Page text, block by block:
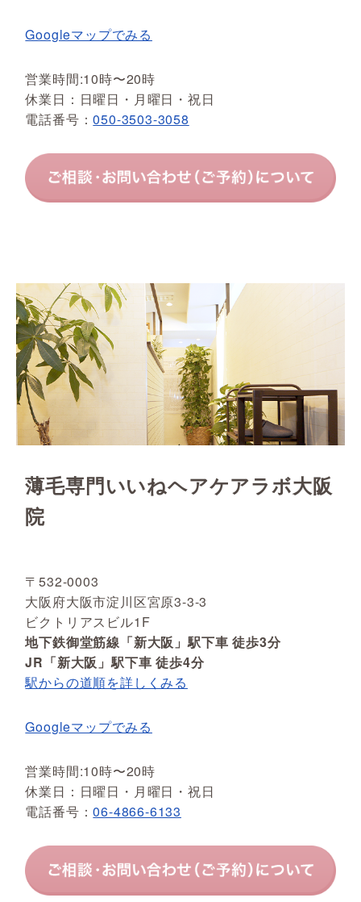
Googleマップでみる
営業時間:10時〜20時
休業日：日曜日・月曜日・祝日
電話番号：050-3503-3058
薄毛専門いいねヘアケアラボ大阪
院
〒532-0003
大阪府大阪市淀川区宮原3-3-3
ビクトリアスビル1F
地下鉄御堂筋線「新大阪」駅下車 徒歩3分
JR「新大阪」駅下車 徒歩4分
駅からの道順を詳しくみる
Googleマップでみる
営業時間:10時〜20時
休業日：日曜日・月曜日・祝日
電話番号：06-4866-6133